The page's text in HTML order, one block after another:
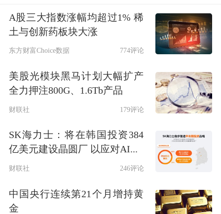
11.79倍。
A股三大指数涨幅均超过1% 稀
土与创新药板块大涨
东方财富Choice数据 774评论
美股光模块黑马计划大幅扩产
全力押注800G、1.6Tb产品
财联社 179评论
SK海力士：将在韩国投资384
亿美元建设晶圆厂 以应对AI...
财联社 246评论
中国央行连续第21个月增持黄
金